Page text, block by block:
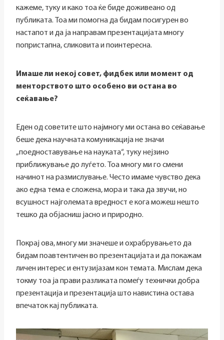
кажеме, туку и како тоа ќе биде доживеано од
публиката. Тоа ми помогна да бидам посигурен во
настапот и да ја направам презентацијата многу
попристапна, сликовита и поинтересна.
Имаше ли некој совет, фидбек или момент од
менторството што особено ви остана во
сеќавање?
Еден од советите што најмногу ми остана во сеќавање
беше дека научната комуникација не значи
„поедноставување на науката“, туку нејзино
приближување до луѓето. Тоа многу ми го смени
начинот на размислување. Често имаме чувство дека
ако една тема е сложена, мора и така да звучи, но
всушност најголемата вредност е кога можеш нешто
тешко да објасниш јасно и природно.
Покрај ова, многу ми значеше и охрабрувањето да
бидам поавтентичен во презентацијата и да покажам
личен интерес и ентузијазам кон темата. Мислам дека
токму тоа ја прави разликата помеѓу технички добра
презентација и презентација што навистина остава
впечаток кај публиката.